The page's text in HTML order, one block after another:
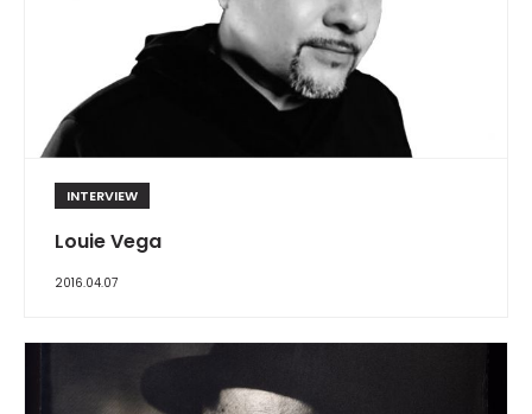
INTERVIEW
Louie Vega
2016.04.07